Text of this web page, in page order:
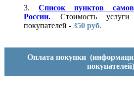
3. Список пунктов
России.
Стоимость
покупателей - 350 руб.
Оплата покупки
покупателей)